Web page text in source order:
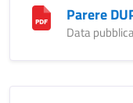
Parere
Data